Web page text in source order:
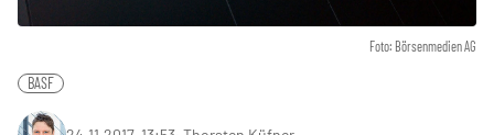
Foto: Börsenmedien AG
BASF